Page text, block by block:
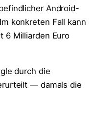
Android-
konkreten Fall kann
6 Milliarden Euro
durch die
— damals die